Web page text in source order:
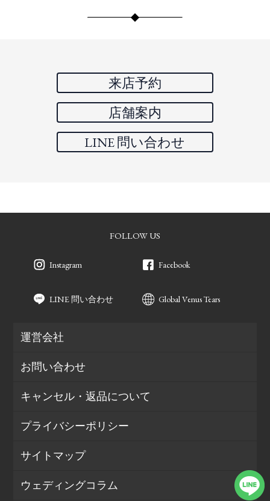
来店予約
店舗案内
LINE 問い合わせ
FOLLOW US
Instagram
LINE 問い合わせ
Facebook
Global Venus Tears
運営会社
お問い合わせ
キャンセル・返品について
プライバシーポリシー
サイトマップ
ウェディングコラム